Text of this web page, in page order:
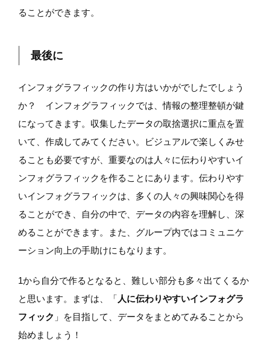
ることができます。
最後に
インフォグラフィックの作り方はいかがでしたでしょう
か？ インフォグラフィックでは、情報の整理整頓が鍵
になってきます。収集したデータの取捨選択に重点を置
いて、作成してみてください。ビジュアルで楽しくみせ
ることも必要ですが、重要なのは人々に伝わりやすいイ
ンフォグラフィックを作ることにあります。伝わりやす
いインフォグラフィックは、多くの人々の興味関心を得
ることができ、自分の中で、データの内容を理解し、深
めることができます。また、グループ内ではコミュニケ
ーション向上の手助けにもなります。
1から自分で作るとなると、難しい部分も多々出てくるか
と思います。まずは、「 人に伝わりやすいインフォグラ
フィック 」を目指して、データをまとめてみることから
始めましょう！